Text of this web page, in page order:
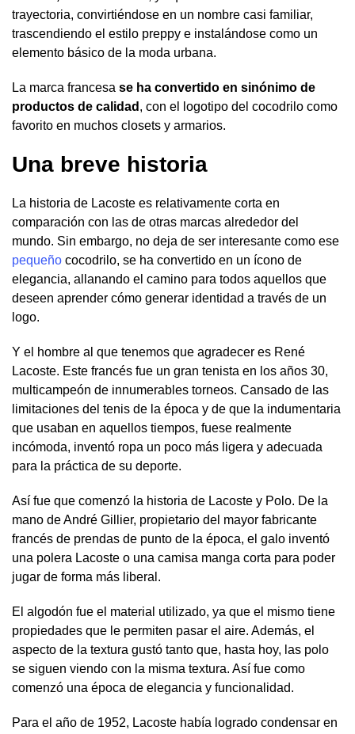
trayectoria, convirtiéndose en un nombre casi familiar,
trascendiendo el estilo preppy e instalándose como un
elemento básico de la moda urbana.
La marca francesa se ha convertido en sinónimo de
productos de calidad , con el logotipo del cocodrilo como
favorito en muchos closets y armarios.
Una breve historia
La historia de Lacoste es relativamente corta en
comparación con las de otras marcas alrededor del
mundo. Sin embargo, no deja de ser interesante como ese
pequeño cocodrilo, se ha convertido en un ícono de
elegancia, allanando el camino para todos aquellos que
deseen aprender cómo generar identidad a través de un
logo.
Y el hombre al que tenemos que agradecer es René
Lacoste. Este francés fue un gran tenista en los años 30,
multicampeón de innumerables torneos. Cansado de las
limitaciones del tenis de la época y de que la indumentaria
que usaban en aquellos tiempos, fuese realmente
incómoda, inventó ropa un poco más ligera y adecuada
para la práctica de su deporte.
Así fue que comenzó la historia de Lacoste y Polo. De la
mano de André Gillier, propietario del mayor fabricante
francés de prendas de punto de la época, el galo inventó
una polera Lacoste o una camisa manga corta para poder
jugar de forma más liberal.
El algodón fue el material utilizado, ya que el mismo tiene
propiedades que le permiten pasar el aire. Además, el
aspecto de la textura gustó tanto que, hasta hoy, las polo
se siguen viendo con la misma textura. Así fue como
comenzó una época de elegancia y funcionalidad.
Para el año de 1952, Lacoste había logrado condensar en